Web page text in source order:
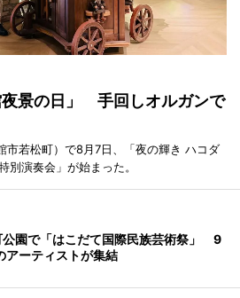
景の日」 手回しオルガンで
市若松町）で8月7日、「夜の輝き ハコダ
別演奏会」が始まった。
公園で「はこだて国際民族芸術祭」 9
アーティストが集結